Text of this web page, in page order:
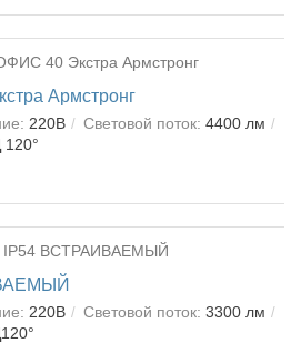
Армстронг
220В Световой поток: 4400 лм
120°
220В Световой поток: 3300 лм